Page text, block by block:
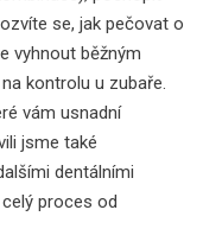
se, jak pečovat o
vyhnout běžným
kontrolu u zubaře.
vám usnadní
jsme také
dentálními
proces od